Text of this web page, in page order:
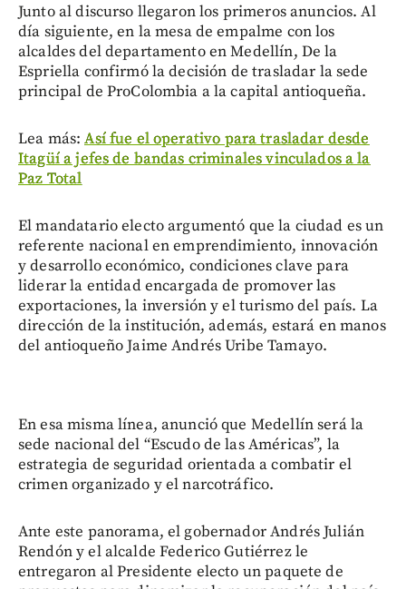
Junto al discurso llegaron los primeros anuncios. Al
día siguiente, en la mesa de empalme con los
alcaldes del departamento en Medellín, De la
Espriella confirmó la decisión de trasladar la sede
principal de ProColombia a la capital antioqueña.
Lea más:Así fue el operativo para trasladar desde
Itagüí a jefes de bandas criminales vinculados a la
Paz Total
El mandatario electo argumentó que la ciudad es un
referente nacional en emprendimiento, innovación
y desarrollo económico, condiciones clave para
liderar la entidad encargada de promover las
exportaciones, la inversión y el turismo del país. La
dirección de la institución, además, estará en manos
del antioqueño Jaime Andrés Uribe Tamayo.
En esa misma línea, anunció que Medellín será la
sede nacional del “Escudo de las Américas”, la
estrategia de seguridad orientada a combatir el
crimen organizado y el narcotráfico.
Ante este panorama, el gobernador Andrés Julián
Rendón y el alcalde Federico Gutiérrez le
entregaron al Presidente electo un paquete de